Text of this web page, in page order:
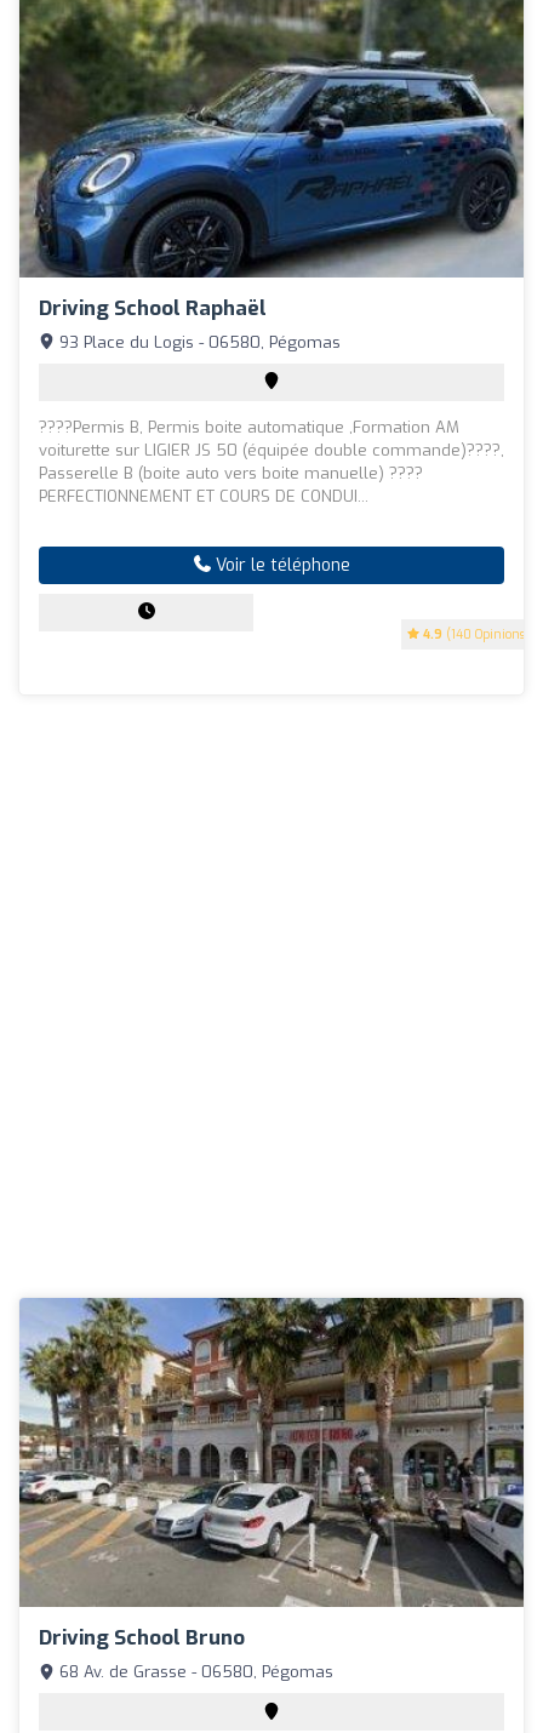
Driving School Raphaël
4.9 (140 Opinions)
93 Place du Logis - 06580, Pégomas
????Permis B, Permis boite automatique ,Formation AM
voiturette sur LIGIER JS 50 (équipée double commande)????,
Passerelle B (boite auto vers boite manuelle) ????
PERFECTIONNEMENT ET COURS DE CONDUI...
Voir le téléphone
Driving School Bruno
68 Av. de Grasse - 06580, Pégomas